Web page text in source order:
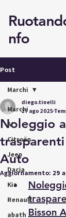
nfo
Post
Marchi
AI
Citroën
Jeep
Dacia
Kia
Renault
abath
Marchi
Noleggio
Auto
diego.tinelli
27 ago 2025
Aggiornamento: 29
Bisson